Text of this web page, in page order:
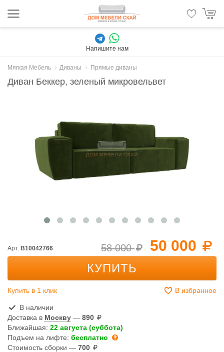
Напишите нам
Мягкая Мебель Диваны Прямые диваны
Диван Беккер, зеленый микровельвет
50 000
58 000
Арт. B10042766
КУПИТЬ
Купить в 1 клик В избранное
В наличии
Доставка в Москву — 890
Ближайшая: 22 августа (суббота)
Подъем на лифте: бесплатно
Стоимость сборки — 700